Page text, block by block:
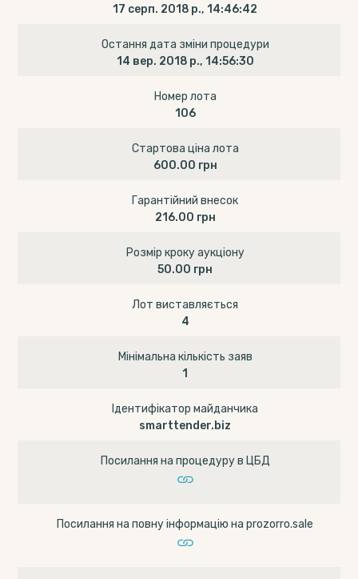
17 серп. 2018 р., 14:46:42
Остання дата зміни процедури
14 вер. 2018 р., 14:56:30
Номер лота
106
Стартова ціна лота
600.00 грн
Гарантійний внесок
216.00 грн
Розмір кроку аукціону
50.00 грн
Лот виставляється
4
Мінімальна кількість заяв
1
Ідентифікатор майданчика
smarttender.biz
Посилання на процедуру в ЦБД
Посилання на повну інформацію на prozorro.sale